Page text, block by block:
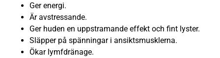
Ger energi.
Är avstressande.
Ger huden en uppstramande effekt och fint lyster.
Släpper på spänningar i ansiktsmusklerna.
Ökar lymfdränage.